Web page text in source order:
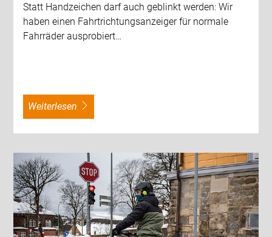
Statt Handzeichen darf auch geblinkt werden: Wir
haben einen Fahrtrichtungsanzeiger für normale
Fahrräder ausprobiert…
weiterlesen